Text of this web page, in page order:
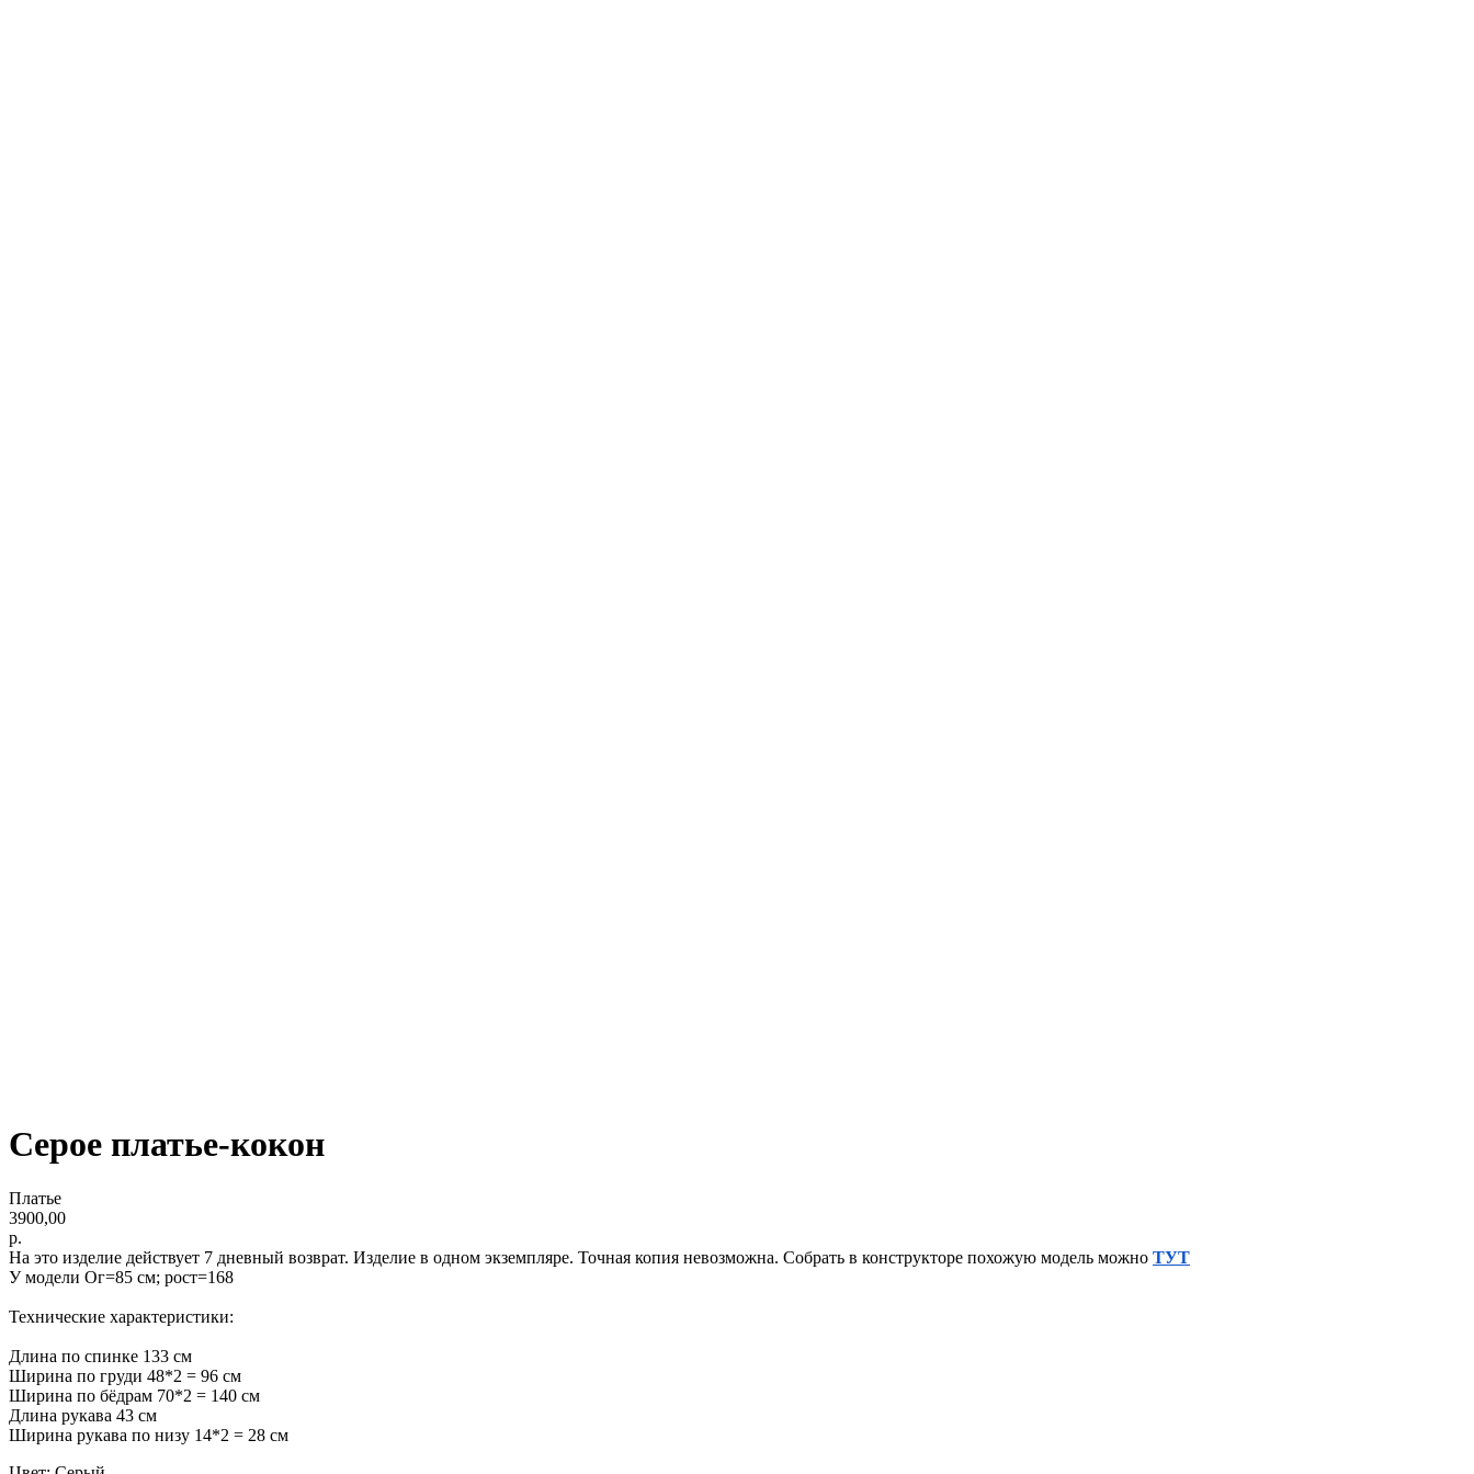
Серое платье-кокон
Платье
3900,00
р.
На это изделие действует 7 дневный возврат. Изделие в одном экземпляре. Точная копия невозможна. Собрать в конструкторе похожую модель можно ТУТ
У модели Ог=85 см; рост=168
Технические характеристики:
Длина по спинке 133 см
Ширина по груди 48*2 = 96 см
Ширина по бёдрам 70*2 = 140 см
Длина рукава 43 см
Ширина рукава по низу 14*2 = 28 см